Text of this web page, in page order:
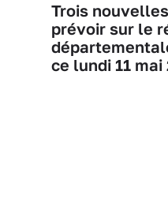
Trois
prévoir sur le
ce lundi 11 mai